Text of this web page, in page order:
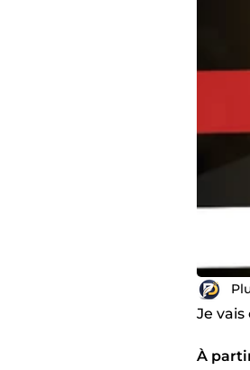
Je
À